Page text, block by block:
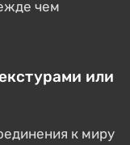
чем
или
к миру